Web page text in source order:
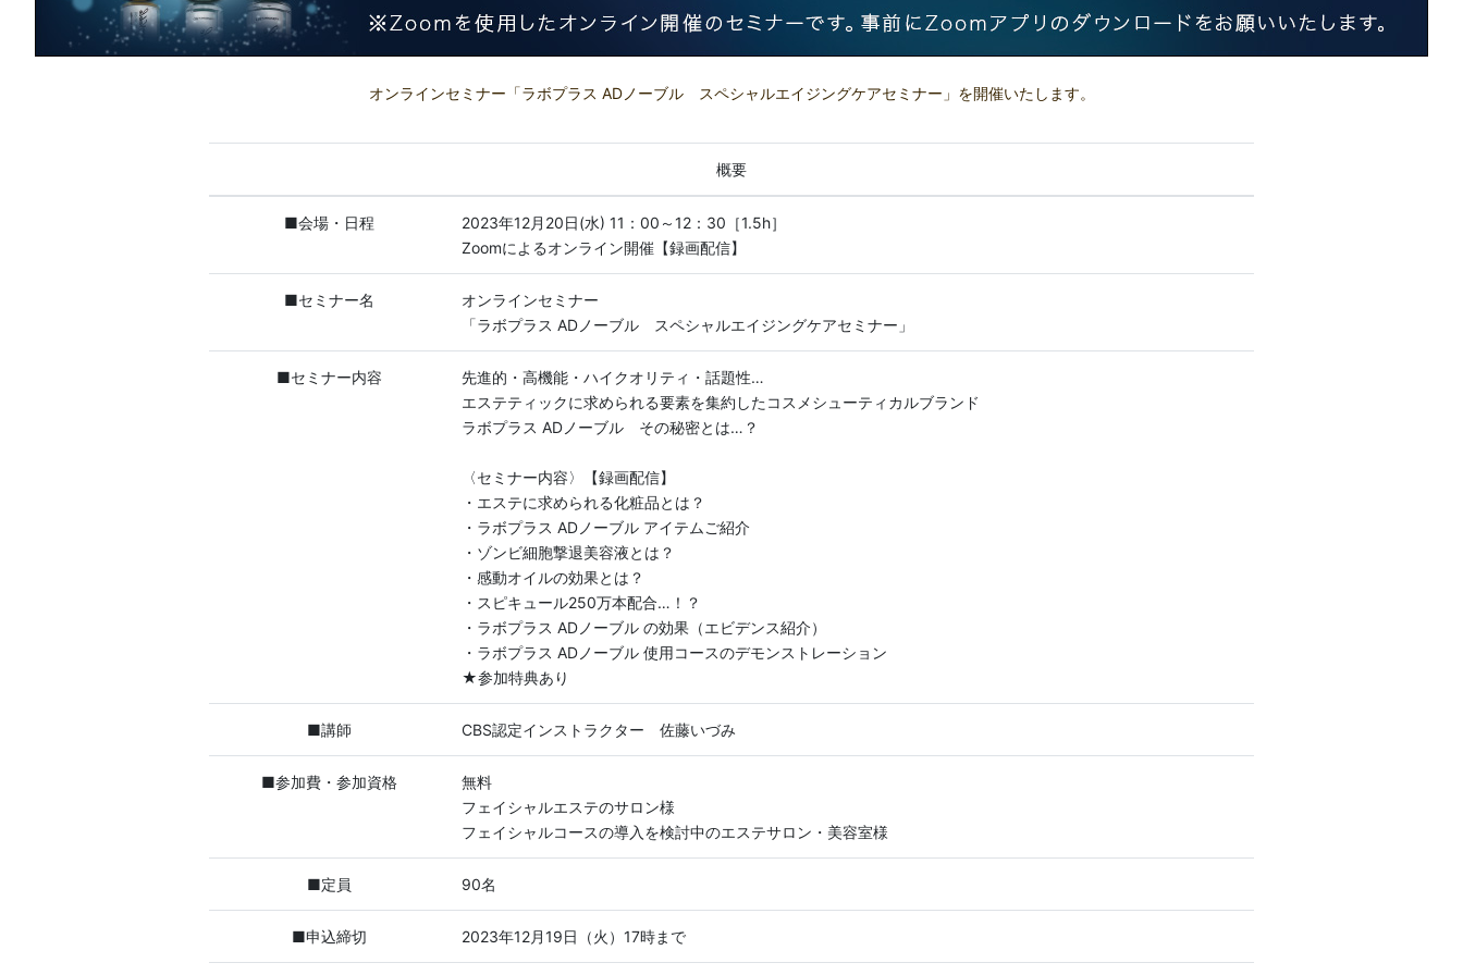
オンラインセミナー「ラボプラス ADノーブル スペシャルエイジングケアセミナー」を開催いたします。
概要
■会場・日程
2023年12月20日(水) 11：00～12：30［1.5h］
Zoomによるオンライン開催【録画配信】
■セミナー名
オンラインセミナー
「ラボプラス ADノーブル スペシャルエイジングケアセミナー」
■セミナー内容
先進的・高機能・ハイクオリティ・話題性…
エステティックに求められる要素を集約したコスメシューティカルブランド
ラボプラス ADノーブル その秘密とは…？
〈セミナー内容〉【録画配信】
・エステに求められる化粧品とは？
・ラボプラス ADノーブル アイテムご紹介
・ゾンビ細胞撃退美容液とは？
・感動オイルの効果とは？
・スピキュール250万本配合…！？
・ラボプラス ADノーブル の効果（エビデンス紹介）
・ラボプラス ADノーブル 使用コースのデモンストレーション
★参加特典あり
■講師 CBS認定インストラクター 佐藤いづみ
■参加費・参加資格
無料
フェイシャルエステのサロン様
フェイシャルコースの導入を検討中のエステサロン・美容室様
■定員 90名
■申込締切 2023年12月19日（火）17時まで